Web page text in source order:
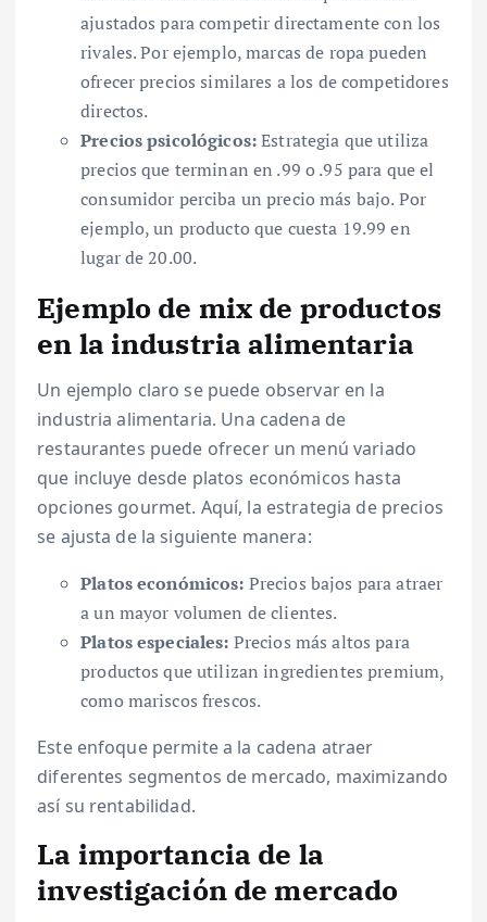
ajustados para competir directamente con los
rivales. Por ejemplo, marcas de ropa pueden
ofrecer precios similares a los de competidores
directos.
Precios psicológicos:Estrategia que utiliza
precios que terminan en .99 o .95 para que el
consumidor perciba un precio más bajo. Por
ejemplo, un producto que cuesta 19.99 en
lugar de 20.00.
Ejemplo de mix de productos
en la industria alimentaria
Un ejemplo claro se puede observar en la
industria alimentaria. Una cadena de
restaurantes puede ofrecer un menú variado
que incluye desde platos económicos hasta
opciones gourmet. Aquí, la estrategia de precios
se ajusta de la siguiente manera:
Platos económicos: Precios bajos para atraer
a un mayor volumen de clientes.
Platos especiales: Precios más altos para
productos que utilizan ingredientes premium,
como mariscos frescos.
Este enfoque permite a la cadena atraer
diferentes segmentos de mercado, maximizando
así su rentabilidad.
La importancia de la
investigación de mercado